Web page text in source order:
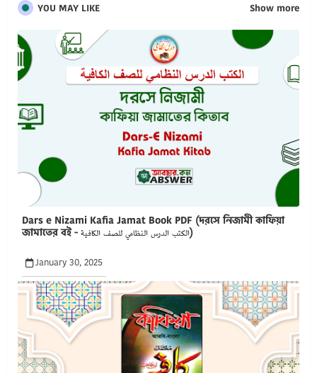
YOU MAY LIKE Show more
Dars e Nizami Kafia Jamat Book PDF (দরসে নিজামী কাফিয়া
জামাতের বই - الكتب الدرس النظامي للصف الكافية)
January 30, 2025